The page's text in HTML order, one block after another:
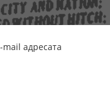
адресата